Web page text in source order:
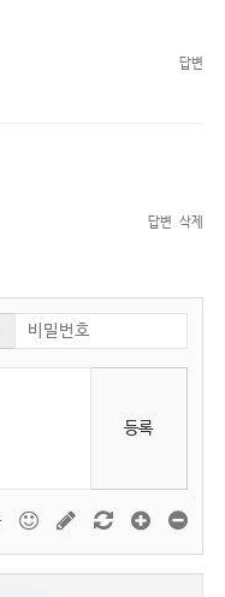
답변
답변 삭제
등록